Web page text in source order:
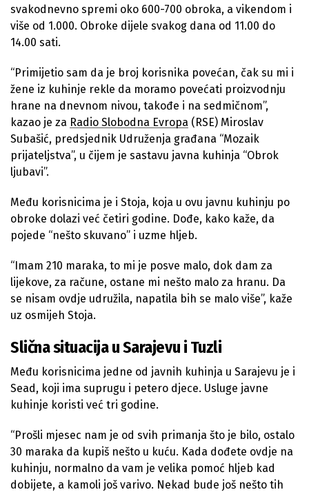
svakodnevno spremi oko 600-700 obroka, a vikendom i
više od 1.000. Obroke dijele svakog dana od 11.00 do
14.00 sati.
“Primijetio sam da je broj korisnika povećan, čak su mi i
žene iz kuhinje rekle da moramo povećati proizvodnju
hrane na dnevnom nivou, takođe i na sedmičnom”,
kazao je za Radio Slobodna Evropa (RSE) Miroslav
Subašić, predsjednik Udruženja građana “Mozaik
prijateljstva”, u čijem je sastavu javna kuhinja “Obrok
ljubavi”.
Među korisnicima je i Stoja, koja u ovu javnu kuhinju po
obroke dolazi već četiri godine. Dođe, kako kaže, da
pojede “nešto skuvano” i uzme hljeb.
“Imam 210 maraka, to mi je posve malo, dok dam za
lijekove, za račune, ostane mi nešto malo za hranu. Da
se nisam ovdje udružila, napatila bih se malo više”, kaže
uz osmijeh Stoja.
Slična situacija u Sarajevu i Tuzli
Među korisnicima jedne od javnih kuhinja u Sarajevu je i
Sead, koji ima suprugu i petero djece. Usluge javne
kuhinje koristi već tri godine.
“Prošli mjesec nam je od svih primanja što je bilo, ostalo
30 maraka da kupiš nešto u kuću. Kada dođete ovdje na
kuhinju, normalno da vam je velika pomoć hljeb kad
dobijete, a kamoli još varivo. Nekad bude još nešto tih